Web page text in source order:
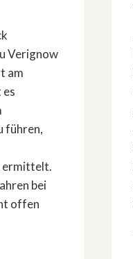
Verignow
am
führen,
ermittelt.
bei
offen